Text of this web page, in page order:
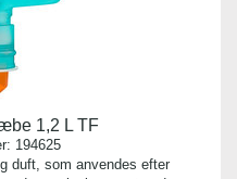
1,2 L TF
194625
duft, som anvendes efter